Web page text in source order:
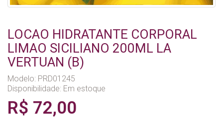
LOCAO HIDRATANTE CORPORAL
LIMAO SICILIANO 200ML LA
VERTUAN (B)
Modelo: PRD01245
Disponibilidade: Em estoque
R$ 72,00